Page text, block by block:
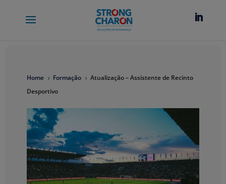
Home 5 Formação 5 Atualização – Assistente de Recinto
Desportivo